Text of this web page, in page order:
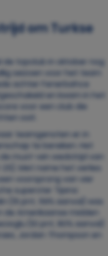
om Turkse
de topclub in oktober nog
seizoen voor het team
achter Fenerbahce
en kwam in het
voor een club die
ooit.
teamgenoten er in
te bereiken. Het
must-win wedstrijd van
Met name het verlies
voorsprong van vier
superster Tijana
(15 pnt, 59% aanval) was
Amerikaanse midden
(10 pnt, 80% aanval)
Jordan Thompson en